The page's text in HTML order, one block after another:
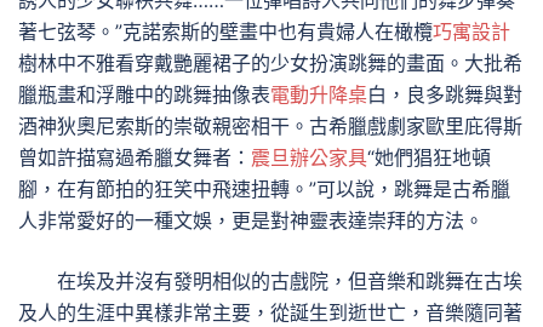
著七弦琴。”克諾索斯的壁畫中也有貴婦人在橄欖巧寓設計
樹林中不雅看穿戴艷麗裙子的少女扮演跳舞的畫面。大批希
臘瓶畫和浮雕中的跳舞抽像表電動升降桌白，良多跳舞與對
酒神狄奧尼索斯的崇敬親密相干。古希臘戲劇家歐里庇得斯
曾如許描寫過希臘女舞者： 震旦辦公家具“她們猖狂地頓
腳，在有節拍的狂笑中飛速扭轉。”可以說，跳舞是古希臘
人非常愛好的一種文娛，更是對神靈表達崇拜的方法。
在埃及并沒有發明相似的古戲院，但音樂和跳舞在古埃
及人的生涯中異樣非常主要，從誕生到逝世亡，音樂隨同著